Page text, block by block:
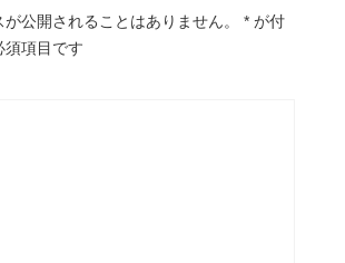
が公開されることはありません。 * が付
須項目です